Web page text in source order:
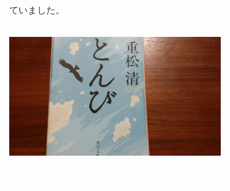
ていました。